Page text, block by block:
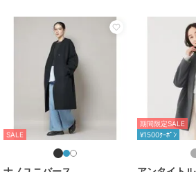
SALE
期間限定SALE
¥1500ｸｰﾎﾟﾝ